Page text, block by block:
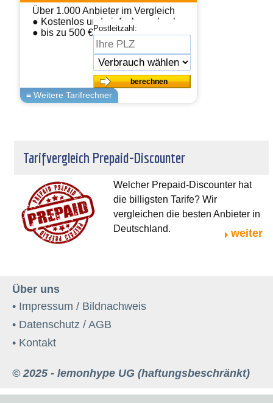
Über 1.000 Anbieter im Vergleich
● Kostenlos und einfach wechseln
● bis zu 500 € sparen
Postleitzahl:
Tarifvergleich Prepaid-Discounter
Welcher Prepaid-Discounter hat
die billigsten Tarife? Wir
vergleichen die besten Anbieter in
Deutschland.
weiter
Über uns
• Impressum / Bildnachweis
• Datenschutz / AGB
• Kontakt
© 2025 - lemonhype UG (haftungsbeschränkt)